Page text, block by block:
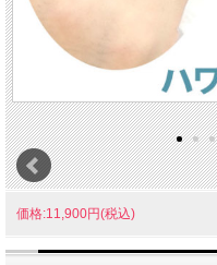
価格:11,900円(税込)